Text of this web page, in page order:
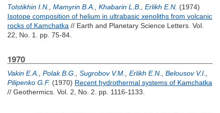
Tolstikhin I.N. Mamyrin B.A. Khabarin L.B. Erlikh E.N. (1974)
Isotope composition of helium in ultrabasic xenoliths from volcanic
rocks of Kamchatka // Earth and Planetary Science Letters. Vol.
22, No. 1. pp. 75-84.
1970
Vakin E.A. Polak B.G. Sugrobov V.M. Erlikh E.N. Belousov V.I.
Pilipenko G.F. (1970) Recent hydrothermal systems of Kamchatka
// Geothermics. Vol. 2, No. 2. pp. 1116-1133.